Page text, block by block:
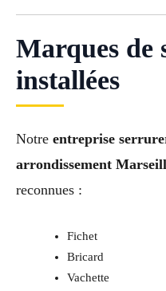
Marques de
installées
Notre entreprise
arrondissement
reconnues :
Fichet
Bricard
Vachette